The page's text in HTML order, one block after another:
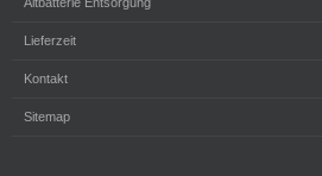
Lieferzeit
Kontakt
Sitemap